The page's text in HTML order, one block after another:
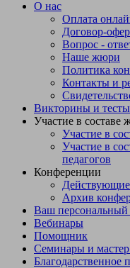
О нас
Оплата
Договор-
Вопрос -
Наше жюри
Политика
Контакты и
Викторины и
Участие в составе
Участие в
Участие в
педагогов
Конференции
Архив
Ваш персональный
Вебинары
Помощник
Семинары и
Благодарственное